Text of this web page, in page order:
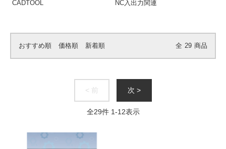
CADTOOL NC入出力関連
おすすめ順 価格順 新着順 全 29 商品
< 前 次 >
全29件 1-12表示